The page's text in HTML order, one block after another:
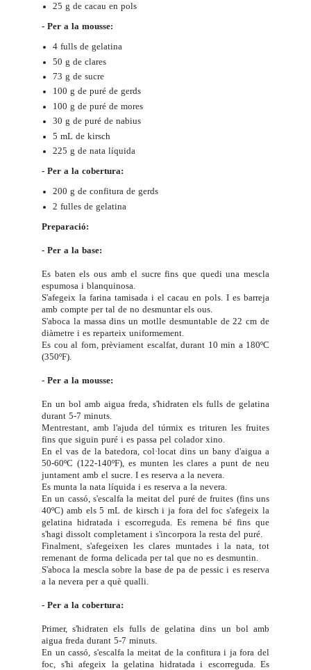
25 g de cacau en pols
- Per a la mousse:
4 fulls de gelatina
50 g de clares
73 g de sucre
100 g de puré de gerds
100 g de puré de mores
30 g de puré de nabius
5 mL de kirsch
225 g de nata líquida
- Per a la cobertura:
200 g de confitura de gerds
2 fulles de gelatina
Preparació:
- Per a la base:
Es baten els ous amb el sucre fins que quedi una mescla
espumosa i blanquinosa.
S'afegeix la farina tamisada i el cacau en pols. I es barreja
amb compte per tal de no desmuntar els ous.
S'aboca la massa dins un motlle desmuntable de 22 cm de
diàmetre i es reparteix uniformement.
Es cou al forn, prèviament escalfat, durant 10 min a 180ºC
(350ºF).
- Per a la mousse:
En un bol amb aigua freda, s'hidraten els fulls de gelatina
durant 5-7 minuts.
Mentrestant, amb l'ajuda del túrmix es trituren les fruites
fins que siguin puré i es passa pel colador xino.
En el vas de la batedora, col·locat dins un bany d'aigua a
50-60ºC (122-140ºF), es munten les clares a punt de neu
juntament amb el sucre. I es reserva a la nevera.
Es munta la nata líquida i es reserva a la nevera.
En un cassó, s'escalfa la meitat del puré de fruites (fins uns
40ºC) amb els 5 mL de kirsch i ja fora del foc s'afegeix la
gelatina hidratada i escorreguda. Es remena bé fins que
s'hagi dissolt completament i s'incorpora la resta del puré.
Finalment, s'afegeixen les clares muntades i la nata, tot
remenant de forma delicada per tal que no es desmuntin.
S'aboca la mescla sobre la base de pa de pessic i es reserva
a la nevera per a què qualli.
- Per a la cobertura:
Primer, s'hidraten els fulls de gelatina dins un bol amb
aigua freda durant 5-7 minuts.
En un cassó, s'escalfa la meitat de la confitura i ja fora del
foc, s'hi afegeix la gelatina hidratada i escorreguda. Es